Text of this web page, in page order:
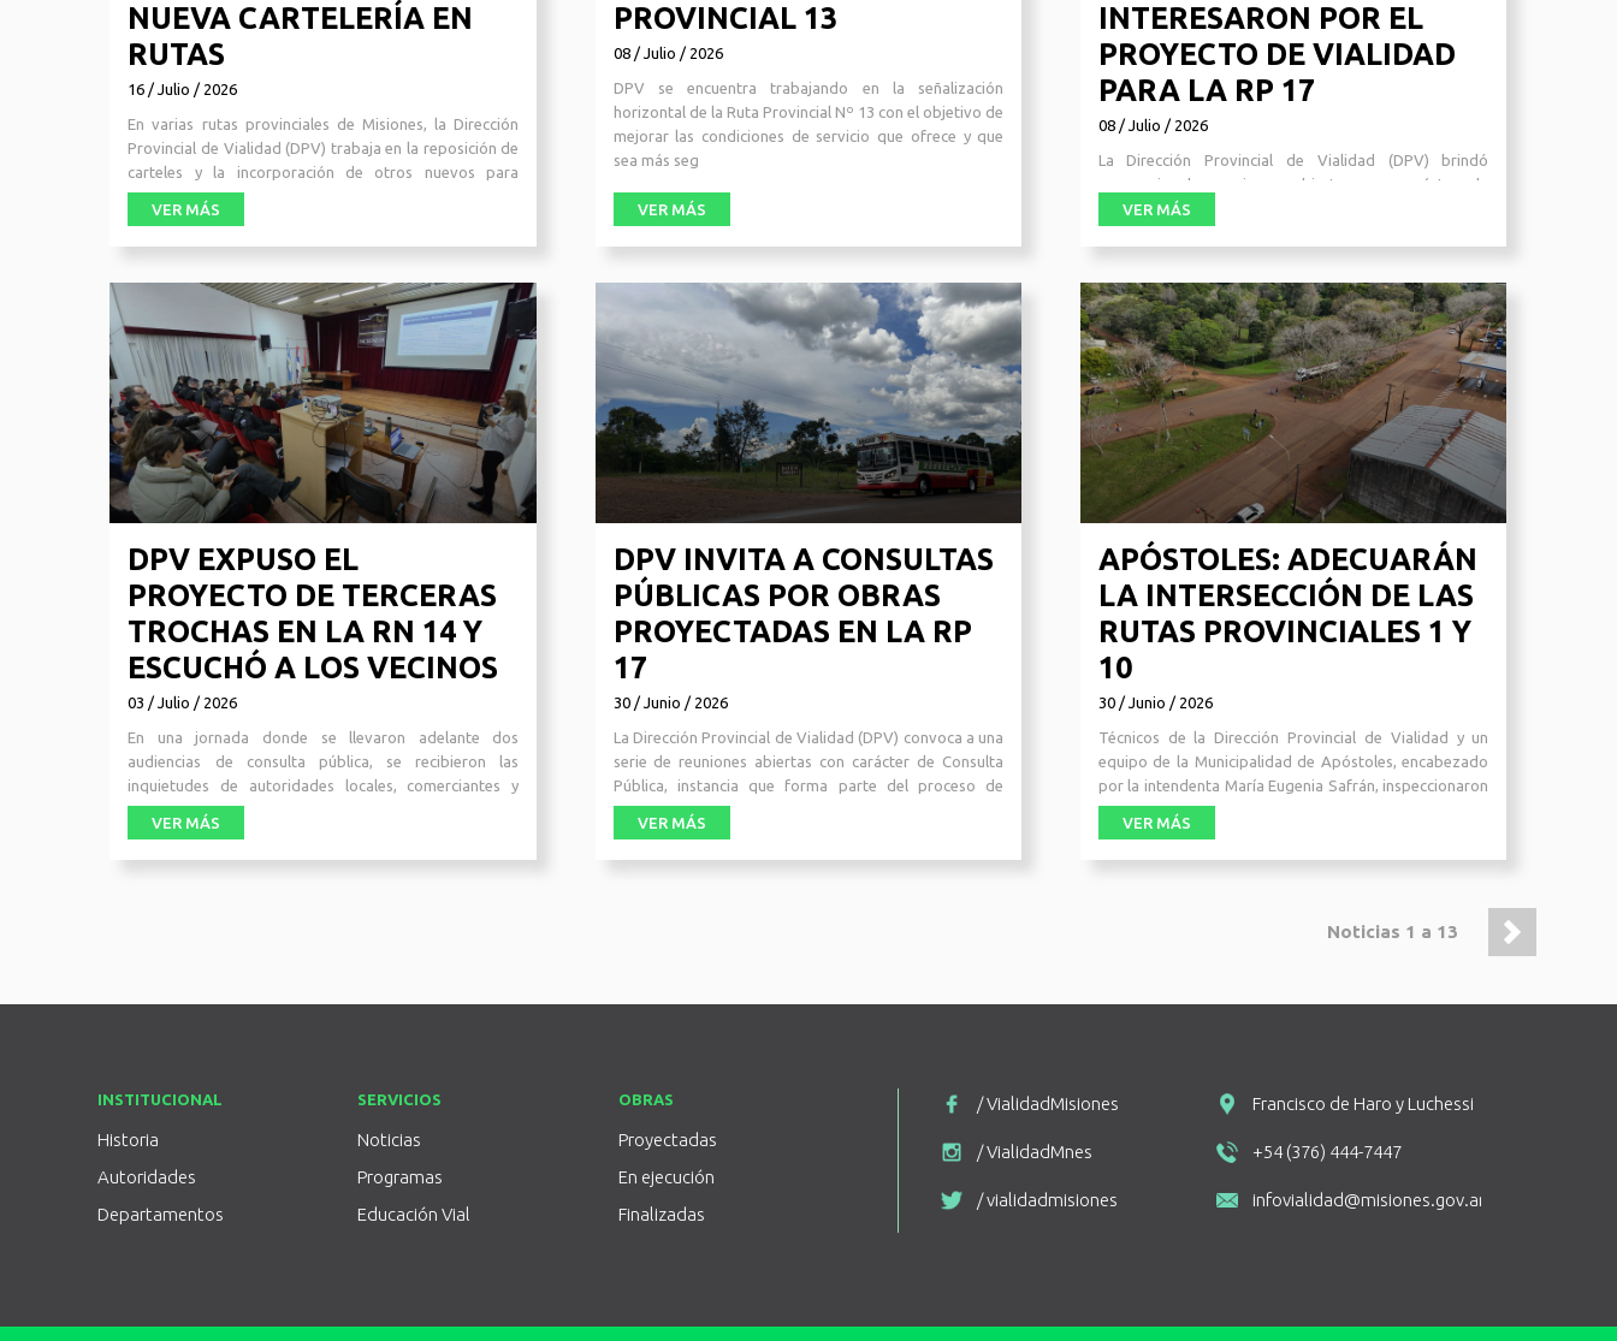
NUEVA CARTELERÍA EN
RUTAS
16 / Julio / 2026
En varias rutas provinciales de Misiones, la Dirección
Provincial de Vialidad (DPV) trabaja en la reposición de
carteles y la incorporación de otros nuevos para
brindar una experi
VER MÁS
PROVINCIAL 13
08 / Julio / 2026
DPV se encuentra trabajando en la señalización
horizontal de la Ruta Provincial Nº 13 con el objetivo de
mejorar las condiciones de servicio que ofrece y que
sea más seg
VER MÁS
INTERESARON POR EL
PROYECTO DE VIALIDAD
PARA LA RP 17
08 / Julio / 2026
La Dirección Provincial de Vialidad (DPV) brindó
una serie de reuniones abiertas con carácter de
Consulta Pública para exponer los alcances del
VER MÁS
DPV EXPUSO EL
PROYECTO DE TERCERAS
TROCHAS EN LA RN 14 Y
ESCUCHÓ A LOS VECINOS
03 / Julio / 2026
En una jornada donde se llevaron adelante dos
audiencias de consulta pública, se recibieron las
inquietudes de autoridades locales, comerciantes y
vecinos en sendas reuniones en las ciudades de
VER MÁS
DPV INVITA A CONSULTAS
PÚBLICAS POR OBRAS
PROYECTADAS EN LA RP
17
30 / Junio / 2026
La Dirección Provincial de Vialidad (DPV) convoca a una
serie de reuniones abiertas con carácter de Consulta
Pública, instancia que forma parte del proceso de
Evaluación Am
VER MÁS
APÓSTOLES: ADECUARÁN
LA INTERSECCIÓN DE LAS
RUTAS PROVINCIALES 1 Y
10
30 / Junio / 2026
Técnicos de la Dirección Provincial de Vialidad y un
equipo de la Municipalidad de Apóstoles, encabezado
por la intendenta María Eugenia Safrán, inspeccionaron
junto
VER MÁS
Noticias 1 a 13
INSTITUCIONAL
Historia
Autoridades
Departamentos
SERVICIOS
Noticias
Programas
Educación Vial
OBRAS
Proyectadas
En ejecución
Finalizadas
/ VialidadMisiones
/ VialidadMnes
/ vialidadmisiones
Francisco de Haro y Luchessi
+54 (376) 444-7447
infovialidad@misiones.gov.ar